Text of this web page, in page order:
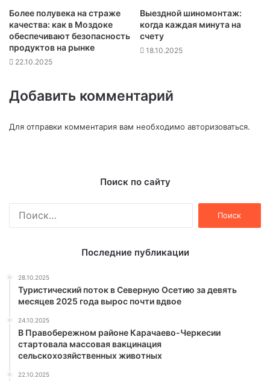
Более полувека на страже
качества: как в Моздоке
обеспечивают безопасность
продуктов на рынке
22.10.2025
Выездной шиномонтаж:
когда каждая минута на
счету
18.10.2025
Добавить комментарий
Для отправки комментария вам необходимо авторизоваться.
Поиск по сайту
Последние публикации
28.10.2025
Туристический поток в Северную Осетию за девять
месяцев 2025 года вырос почти вдвое
24.10.2025
В Правобережном районе Карачаево-Черкесии
стартовала массовая вакцинация
сельскохозяйственных животных
22.10.2025